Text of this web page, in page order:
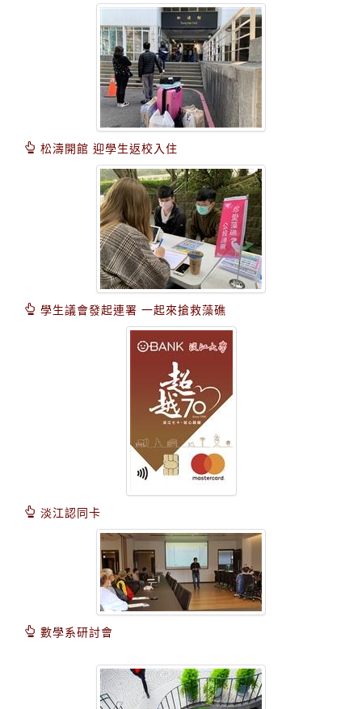
松濤開館 迎學生返校入住
學生議會發起連署 一起來搶救藻礁
淡江認同卡
數學系研討會